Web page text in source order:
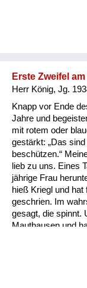
Die Russen sind
sind in den
Erste Zweifel
Herr König, Jg.
Knapp vor Ende
Jahre und
mit rotem oder
gestärkt: „Das
beschützen.“
lieb zu uns. Eines
jährige Frau
hieß Kriegl und
geschrien. Im
gesagt, die spinnt.
Mauthausen und